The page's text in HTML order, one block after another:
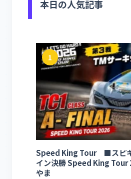
本日の人気記事
1
Speed King Tour ■スピキ
イン決勝 Speed King Tour
やま